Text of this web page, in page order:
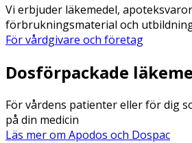
Vi erbjuder läkemedel,
förbrukningsmaterial och
För vårdgivare och företag
Dosförpackade
För vårdens patienter eller för dig
på din medicin
Läs mer om Apodos och Dospac